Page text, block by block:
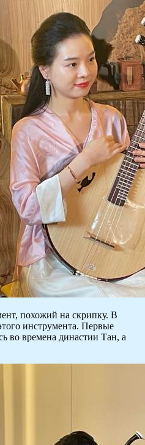
похожий на скрипку. В
инструмента. Первые
во времена династии Тан, а